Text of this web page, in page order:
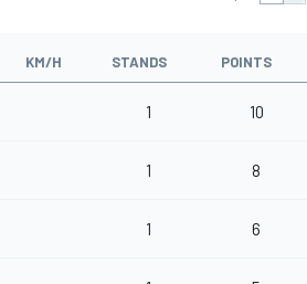
KM/H STANDS POINTS
1 10
1 8
1 6